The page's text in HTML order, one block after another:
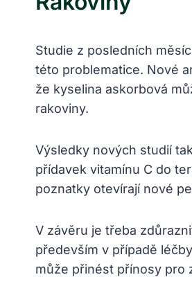
Studie z posledních
této problematice. Nové
že kyselina askorbová
rakoviny.
Výsledky nových studií
přídavek vitamínu C do
poznatky otevírají nové
V závěru je třeba
především v případě
může přinést přínosy pro